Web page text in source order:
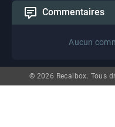
Commentaires
Aucun
© 2026 Recalbox. Tous